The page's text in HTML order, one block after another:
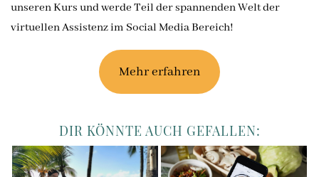
unseren Kurs und werde Teil der spannenden Welt der
virtuellen Assistenz im Social Media Bereich!
Mehr erfahren
DIR KÖNNTE AUCH GEFALLEN: